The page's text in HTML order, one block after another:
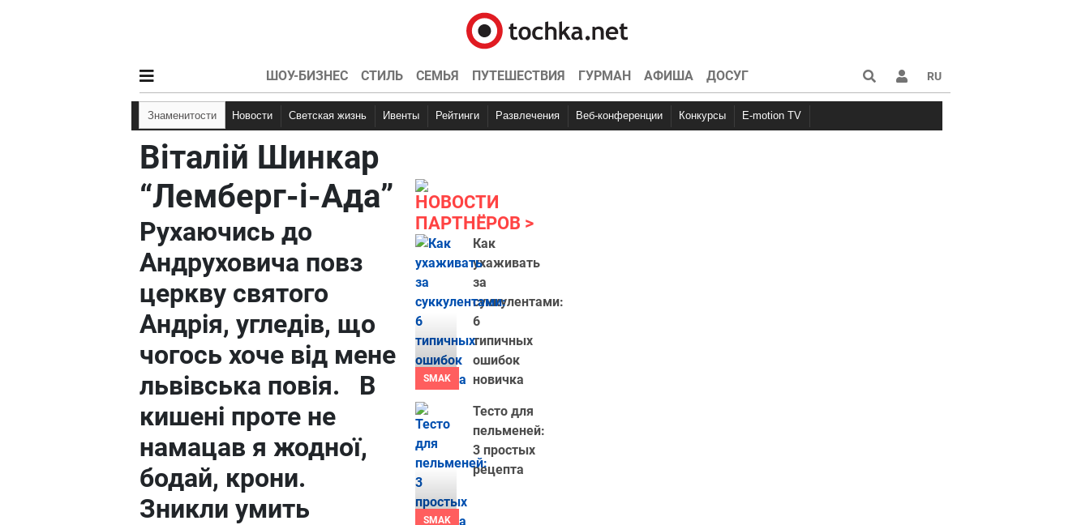
ШОУ-БИЗНЕС СТИЛЬ СЕМЬЯ ПУТЕШЕСТВИЯ ГУРМАН АФИША ДОСУГ RU
Знаменитости Новости Светская жизнь Ивенты Рейтинги Развлечения Веб-конференции Конкурсы E-motion TV
Віталій Шинкар
“Лемберг-і-Ада”
Рухаючись до
Андруховича повз
церкву святого
Андрія, угледів, що
чогось хоче від мене
львівська повія. В
кишені проте не
намацав я жодної,
бодай, крони.
Зникли умить
НОВОСТИ
ПАРТНЁРОВ
SMAK
Как
ухаживать
за
суккулентами:
6
типичных
ошибок
новичка
SMAK
Тесто для
пельменей:
3 простых
рецепта